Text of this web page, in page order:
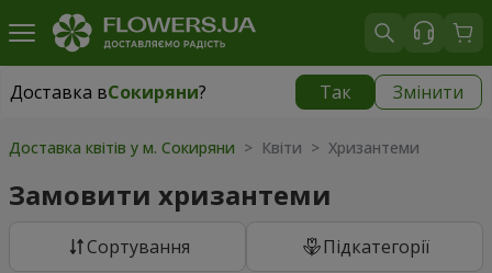
Доставка вСокиряни? Так Змінити
Доставка вСокиряни|
Доставка квітів у м. Сокиряни > Квіти > Хризантеми
Замовити хризантеми
Сортування Підкатегорії